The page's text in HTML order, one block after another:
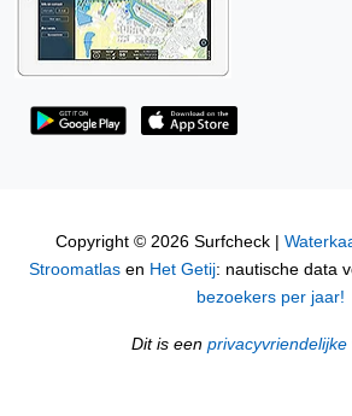
Copyright © 2026 Surfcheck |
Stroomatlasen Het Getij: nautische data
bezoekers per jaar!
Dit is een privacyvriendelijke